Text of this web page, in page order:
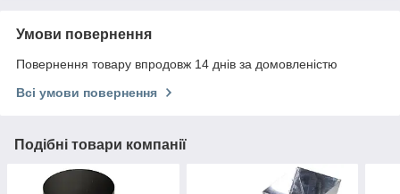
Умови повернення
Повернення товару впродовж 14 днів за домовленістю
Всі умови повернення
Подібні товари компанії